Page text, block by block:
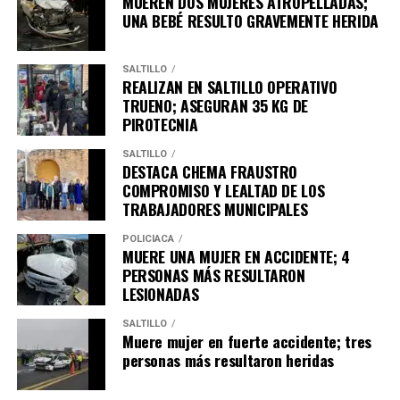
•⁠ ⁠Ten precaución, ya que son frecuentes los cortes en
vías debido a la caída de árboles y cables eléctricos.
ADVERTISEMENT
•⁠ ⁠Conduce con cuidado, ya que puede haber formación
de nubes de polvo.
•⁠ ⁠Si tu auto se ve afectado por la fuerza del viento, evita
los rebases y ten precaución en los cruces y puentes.
En caso de emergencia, la población puede comunicarse
al 911.
UNA BEBÉ RESULTO GRAVEMENTE HERIDA
SALTILLO
REALIZAN EN SALTILLO OPERATIVO
TRUENO; ASEGURAN 35 KG DE
PIROTECNIA
SALTILLO
DESTACA CHEMA FRAUSTRO
COMPROMISO Y LEALTAD DE LOS
TRABAJADORES MUNICIPALES
POLICÍACA
MUERE UNA MUJER EN ACCIDENTE; 4
PERSONAS MÁS RESULTARON
LESIONADAS
SALTILLO
Muere mujer en fuerte accidente; tres
personas más resultaron heridas